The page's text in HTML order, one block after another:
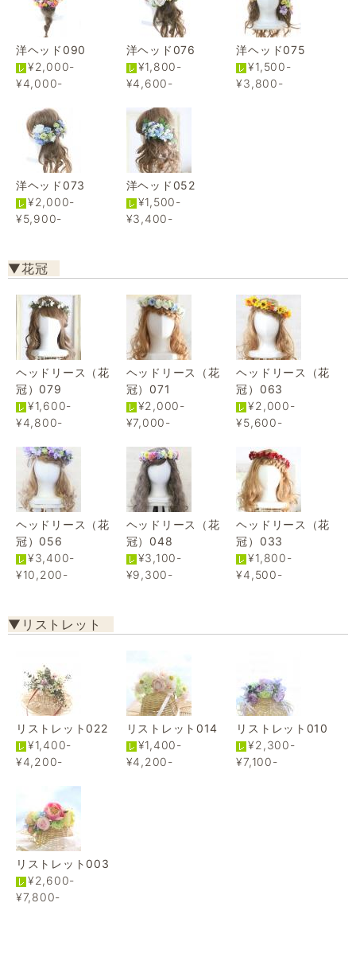
洋ヘッド090
¥2,000-
¥4,000-
洋ヘッド076
¥1,800-
¥4,600-
洋ヘッド075
¥1,500-
¥3,800-
洋ヘッド073
¥2,000-
¥5,900-
洋ヘッド052
¥1,500-
¥3,400-
▼花冠
ヘッドリース（花
冠）079
¥1,600-
¥4,800-
ヘッドリース（花
冠）071
¥2,000-
¥7,000-
ヘッドリース（花
冠）063
¥2,000-
¥5,600-
ヘッドリース（花
冠）056
¥3,400-
¥10,200-
ヘッドリース（花
冠）048
¥3,100-
¥9,300-
ヘッドリース（花
冠）033
¥1,800-
¥4,500-
▼リストレット
リストレット022
¥1,400-
¥4,200-
リストレット014
¥1,400-
¥4,200-
リストレット010
¥2,300-
¥7,100-
リストレット003
¥2,600-
¥7,800-